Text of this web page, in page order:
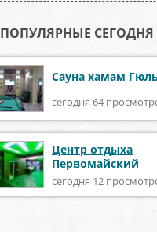
ПОПУЛЯРНЫЕ СЕГОДНЯ
Сауна хамам
сегодня 64
Центр отдыха
Первомайский
сегодня 12